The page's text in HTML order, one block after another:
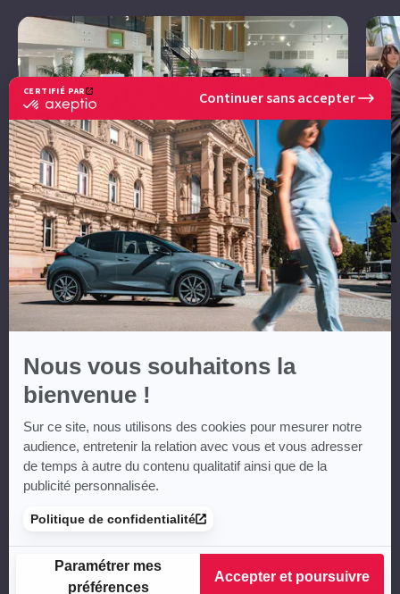
CERTIFIÉ PAR
certifié
Axeptio
-
En
savoir
plus
sur
Axeptio
Continuer sans accepter
Nous vous souhaitons la
bienvenue !
Sur ce site, nous utilisons des cookies pour mesurer notre
audience, entretenir la relation avec vous et vous adresser
de temps à autre du contenu qualitatif ainsi que de la
publicité personnalisée.
Politique de confidentialité
Paramétrer mes
préférences
Accepter et poursuivre